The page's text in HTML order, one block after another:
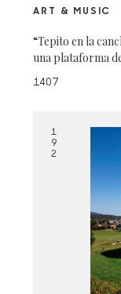
ART & MUSIC
“Tepito en la
una plataforma
1407
1
9
2